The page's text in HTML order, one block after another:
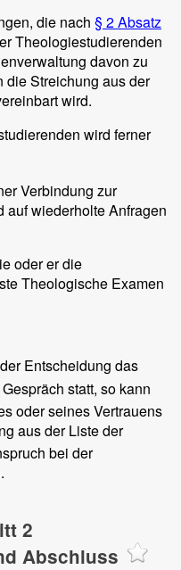
die nach § 2 Absatz
Theologiestudierenden
davon zu
die Streichung aus der
wird.
wird ferner
Verbindung zur
auf wiederholte Anfragen
oder er die
Theologische Examen
Entscheidung das
statt, so kann
oder seines Vertrauens
aus der Liste der
bei der
2
Abschluss